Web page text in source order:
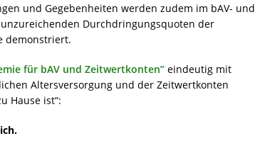
und Gegebenheiten werden zudem im bAV- und
Durchdringungsquoten der
demonstriert.
für bAV und Zeitwertkonten” eindeutig mit
Altersversorgung und der Zeitwertkonten
Hause ist“: